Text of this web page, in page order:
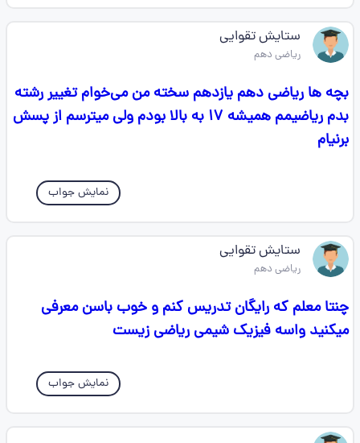
ستایش تقوایی
ریاضی دهم
بچه ها ریاضی دهم یازدهم سخته من می‌خوام تغییر رشته
بدم ریاضیمم همیشه ۱۷ به بالا بودم ولی میترسم از پسش
برنیام
نمایش جواب
ستایش تقوایی
ریاضی دهم
چنتا معلم که رایگان تدریس کنم و خوب باسن معرفی
میکنید واسه فیزیک شیمی ریاضی زیست
نمایش جواب